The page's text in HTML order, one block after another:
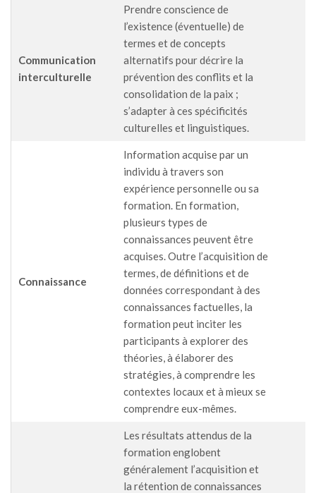
Communication
interculturelle
Prendre conscience de
l’existence (éventuelle) de
termes et de concepts
alternatifs pour décrire la
prévention des conflits et la
consolidation de la paix ;
s’adapter à ces spécificités
culturelles et linguistiques.
Connaissance
Information acquise par un
individu à travers son
expérience personnelle ou sa
formation. En formation,
plusieurs types de
connaissances peuvent être
acquises. Outre l’acquisition de
termes, de définitions et de
données correspondant à des
connaissances factuelles, la
formation peut inciter les
participants à explorer des
théories, à élaborer des
stratégies, à comprendre les
contextes locaux et à mieux se
comprendre eux-mêmes.
Les résultats attendus de la
formation englobent
généralement l’acquisition et
la rétention de connaissances